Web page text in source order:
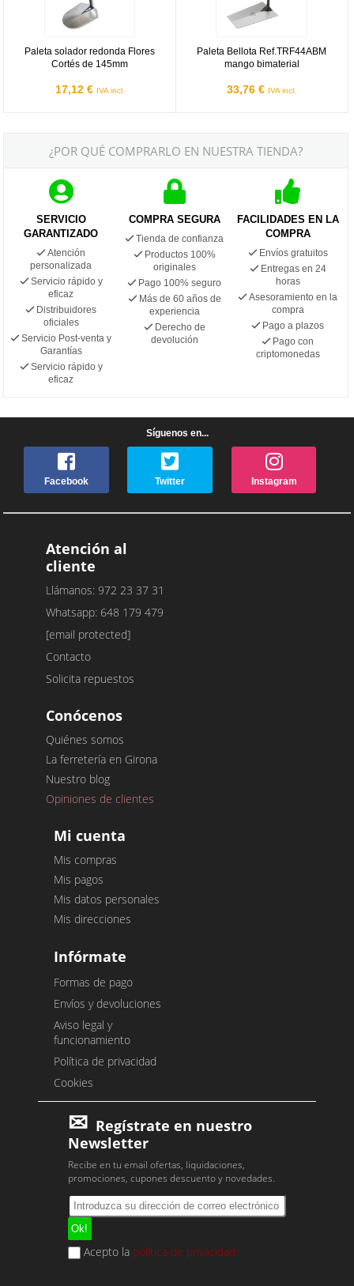
Paleta solador redonda Flores
Cortés de 145mm
17,12 € IVA incl.
Paleta Bellota Ref.TRF44ABM
mango bimaterial
33,76 € IVA incl.
¿POR QUÉ COMPRARLO EN NUESTRA TIENDA?
SERVICIO
GARANTIZADO
Atención
personalizada
Servicio rápido y
eficaz
Distribuidores
oficiales
Servicio Post-venta y
Garantías
Servicio rápido y
eficaz
COMPRA SEGURA
Tienda de confianza
Productos 100%
originales
Pago 100% seguro
Más de 60 años de
experiencia
Derecho de
devolución
FACILIDADES EN LA
COMPRA
Envíos gratuitos
Entregas en 24
horas
Asesoramiento en la
compra
Pago a plazos
Pago con
criptomonedas
Síguenos en...
Facebook Twitter Instagram
Atención al
cliente
Llámanos: 972 23 37 31
Whatsapp: 648 179 479
[email protected]
Contacto
Solicita repuestos
Conócenos
Quiénes somos
La ferretería en Girona
Nuestro blog
Opiniones de clientes
Mi cuenta
Mis compras
Mis pagos
Mis datos personales
Mis direcciones
Infórmate
Formas de pago
Envíos y devoluciones
Aviso legal y
funcionamiento
Política de privacidad
Cookies
Regístrate en nuestro
Newsletter
Recibe en tu email ofertas, liquidaciones,
promociones, cupones descuento y novedades.
Acepto la política de privacidad